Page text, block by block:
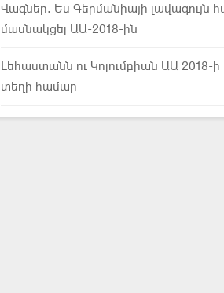
Վագներ. Ես Գերմանիայի լավագույն
մասնակցել ԱԱ-2018-ին
Լեհաստանն ու Կոլումբիան ԱԱ 2018-
տեղի համար